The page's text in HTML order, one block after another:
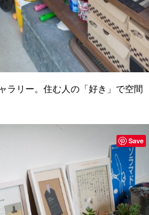
ラリー。住む人の「好き」で空間
Save